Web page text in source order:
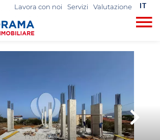
Lavora con noi Servizi Valutazione IT